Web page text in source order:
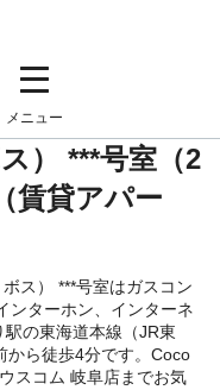
メニュー
） ***号室（2
賃貸アパー
ス） ***号室はガスコン
ンターホン、インターネ
の東海道本線（JR東
から徒歩4分です。Coco
スコム 岐阜店までお気